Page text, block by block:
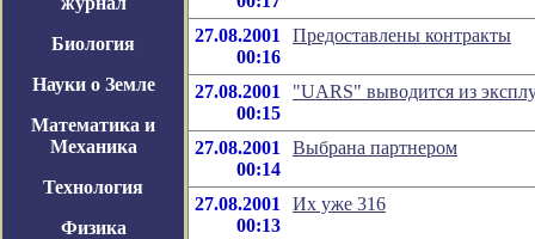
Биология
Науки о Земле
Математика и
Механика
Технология
Физика
27.08.2001
00:16
Предоставлены контракты
27.08.2001
00:15
"UARS" выводится из
27.08.2001
00:14
Выбрана партнером
27.08.2001
00:13
Их уже 316